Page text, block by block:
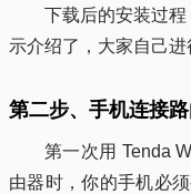
下载后的安装过
示介绍了，大家自己进
第二步、手机连接
第一次用 Tenda
由器时，你的手机必